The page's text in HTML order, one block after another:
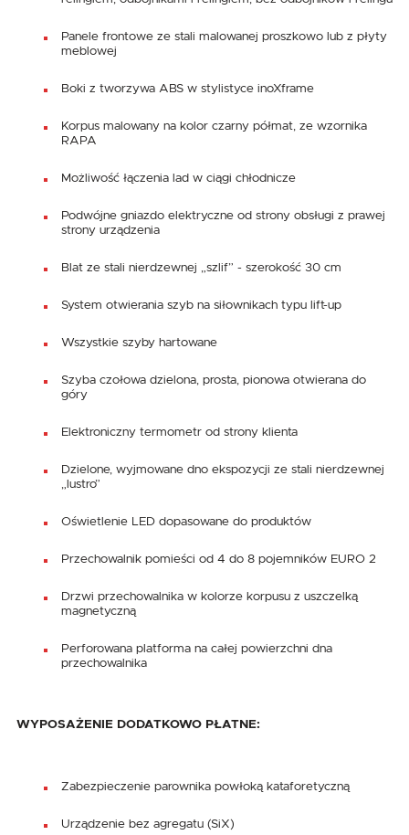
Panele frontowe ze stali malowanej proszkowo lub z płyty
meblowej
Boki z tworzywa ABS w stylistyce inoXframe
Korpus malowany na kolor czarny półmat, ze wzornika
RAPA
Możliwość łączenia lad w ciągi chłodnicze
Podwójne gniazdo elektryczne od strony obsługi z prawej
strony urządzenia
Blat ze stali nierdzewnej „szlif” - szerokość 30 cm
System otwierania szyb na siłownikach typu lift-up
Wszystkie szyby hartowane
Szyba czołowa dzielona, prosta, pionowa otwierana do
góry
Elektroniczny termometr od strony klienta
Dzielone, wyjmowane dno ekspozycji ze stali nierdzewnej
„lustro”
Oświetlenie LED dopasowane do produktów
Przechowalnik pomieści od 4 do 8 pojemników EURO 2
Drzwi przechowalnika w kolorze korpusu z uszczelką
magnetyczną
Perforowana platforma na całej powierzchni dna
przechowalnika
WYPOSAŻENIE DODATKOWO PŁATNE:
Zabezpieczenie parownika powłoką kataforetyczną
Urządzenie bez agregatu (SiX)